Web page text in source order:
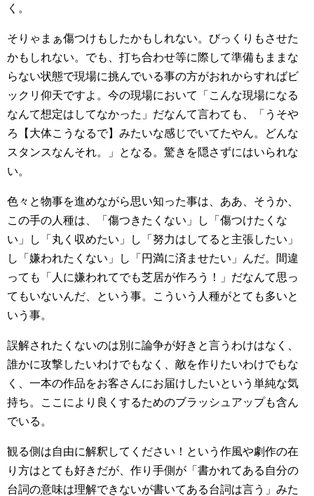
く。
そりゃまぁ傷つけもしたかもしれない。びっくりもさせた
かもしれない。でも、打ち合わせ等に際して準備もままな
らない状態で現場に挑んでいる事の方がおれからすればビ
ックリ仰天ですよ。今の現場において「こんな現場になる
なんて想定はしてなかった」だなんて言わても、「うそや
ろ【大体こうなるで】みたいな感じでいてたやん。どんな
スタンスなんそれ。」となる。驚きを隠さずにはいられな
い。
色々と物事を進めながら思い知った事は、ああ、そうか、
この手の人種は、「傷つきたくない」し「傷つけたくな
い」し「丸く収めたい」し「努力はしてると主張したい」
し「嫌われたくない」し「円満に済ませたい」んだ。間違
っても「人に嫌われてでも芝居が作ろう！」だなんて思っ
てもいないんだ、という事。こういう人種がとても多いと
いう事。
誤解されたくないのは別に論争が好きと言うわけはなく、
誰かに攻撃したいわけでもなく、敵を作りたいわけでもな
く、一本の作品をお客さんにお届けしたいという単純な気
持ち。ここにより良くするためのブラッシュアップも含ん
でいる。
観る側は自由に解釈してください！という作風や劇作の在
り方はとても好きだが、作り手側が「書かれてある自分の
台詞の意味は理解できないが書いてある台詞は言う」みた